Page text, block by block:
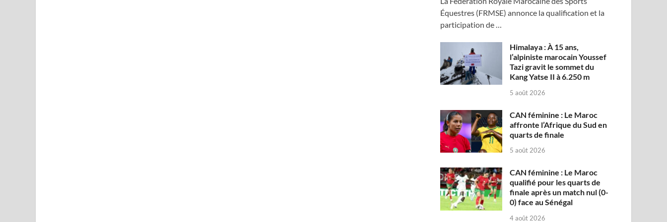
Équestres (FRMSE) annonce la qualification et la
participation de …
Himalaya : À 15 ans,
l’alpiniste marocain Youssef
Tazi gravit le sommet du
Kang Yatse II à 6.250 m
5 août 2026
CAN féminine : Le Maroc
affronte l’Afrique du Sud en
quarts de finale
5 août 2026
CAN féminine : Le Maroc
qualifié pour les quarts de
finale après un match nul (0-
0) face au Sénégal
4 août 2026